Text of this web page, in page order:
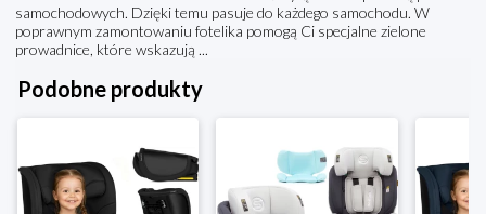
samochodowych. Dzięki temu pasuje do każdego samochodu. W
poprawnym zamontowaniu fotelika pomogą Ci specjalne zielone
prowadnice, które wskazują ...
Podobne produkty